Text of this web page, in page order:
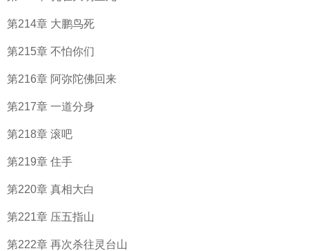
第214章 大鹏鸟死
第215章 不怕你们
第216章 阿弥陀佛回来
第217章 一道分身
第218章 滚吧
第219章 住手
第220章 真相大白
第221章 压五指山
第222章 再次杀往灵台山